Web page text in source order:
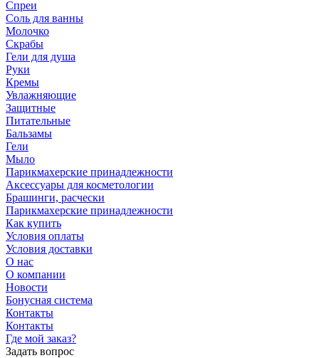
Спреи
Соль для ванны
Молочко
Скрабы
Гели для душа
Руки
Кремы
Увлажняющие
Защитные
Питательные
Бальзамы
Гели
Мыло
Парикмахерские принадлежности
Аксессуары для косметологии
Брашинги, расчески
Парикмахерские принадлежности
Как купить
Условия оплаты
Условия доставки
О нас
О компании
Новости
Бонусная система
Контакты
Контакты
Где мой заказ?
Задать вопрос